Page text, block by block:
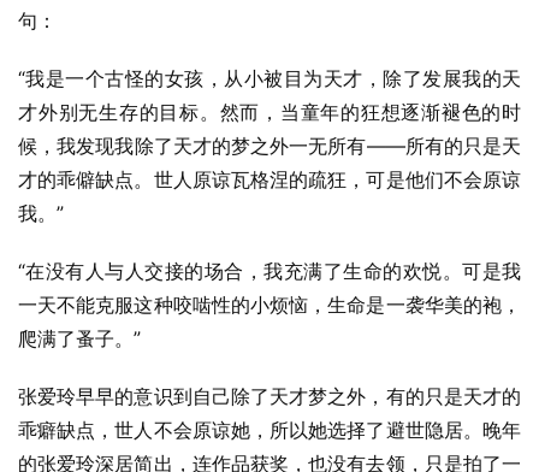
句：
“我是一个古怪的女孩，从小被目为天才，除了发展我的天
才外别无生存的目标。然而，当童年的狂想逐渐褪色的时
候，我发现我除了天才的梦之外一无所有——所有的只是天
才的乖僻缺点。世人原谅瓦格涅的疏狂，可是他们不会原谅
我。”
“在没有人与人交接的场合，我充满了生命的欢悦。可是我
一天不能克服这种咬啮性的小烦恼，生命是一袭华美的袍，
爬满了蚤子。”
张爱玲早早的意识到自己除了天才梦之外，有的只是天才的
乖癖缺点，世人不会原谅她，所以她选择了避世隐居。晚年
的张爱玲深居简出，连作品获奖，也没有去领，只是拍了一